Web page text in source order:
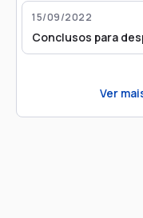
15/09/2022
Conclusos para
Ver